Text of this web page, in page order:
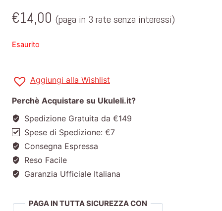
€14,00 (paga in 3 rate senza interessi)
Esaurito
Aggiungi alla Wishlist
Perchè Acquistare su Ukuleli.it?
Spedizione Gratuita da €149
Spese di Spedizione: €7
Consegna Espressa
Reso Facile
Garanzia Ufficiale Italiana
PAGA IN TUTTA SICUREZZA CON